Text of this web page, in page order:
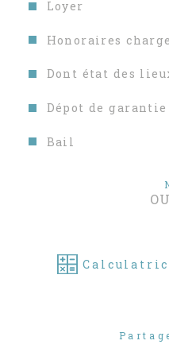
Loyer
Honoraires
Dont état des
Dépot de garantie
Bail